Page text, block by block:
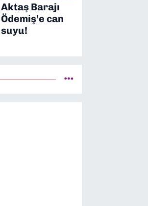
Aktaş Barajı
Ödemiş’e can
suyu!